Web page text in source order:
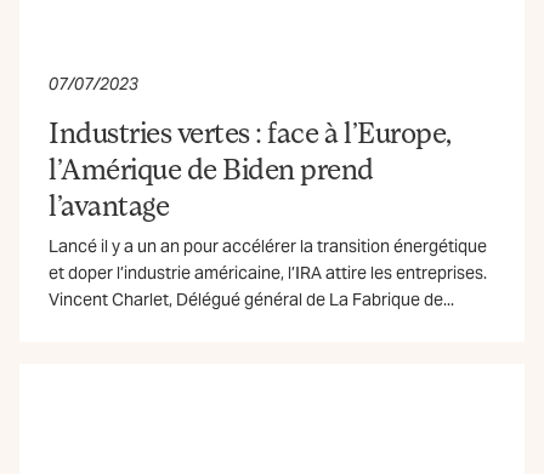
07/07/2023
Industries vertes : face à l’Europe,
l’Amérique de Biden prend
l’avantage
Lancé il y a un an pour accélérer la transition énergétique
et doper l’industrie américaine, l’IRA attire les entreprises.
Vincent Charlet, Délégué général de La Fabrique de...